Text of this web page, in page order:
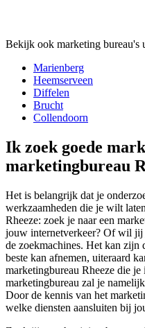
Bekijk ook marketing bureau's
Marienberg
Heemserveen
Diffelen
Brucht
Collendoorn
Ik zoek goede
marketingbureau
Het is belangrijk dat je
werkzaamheden die je wilt
Rheeze: zoek je naar een
jouw internetverkeer? Of wil jij
de zoekmachines. Het kan zijn
beste kan afnemen, uiteraard
marketingbureau Rheeze die
marketingbureau zal je
Door de kennis van het
welke diensten aansluiten bij